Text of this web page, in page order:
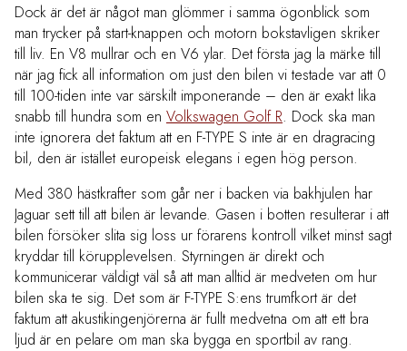
Dock är det är något man glömmer i samma ögonblick som
man trycker på start-knappen och motorn bokstavligen skriker
till liv. En V8 mullrar och en V6 ylar. Det första jag la märke till
när jag fick all information om just den bilen vi testade var att 0
till 100-tiden inte var särskilt imponerande – den är exakt lika
snabb till hundra som en Volkswagen Golf R. Dock ska man
inte ignorera det faktum att en F-TYPE S inte är en dragracing
bil, den är istället europeisk elegans i egen hög person.
Med 380 hästkrafter som går ner i backen via bakhjulen har
Jaguar sett till att bilen är levande. Gasen i botten resulterar i att
bilen försöker slita sig loss ur förarens kontroll vilket minst sagt
kryddar till körupplevelsen. Styrningen är direkt och
kommunicerar väldigt väl så att man alltid är medveten om hur
bilen ska te sig. Det som är F-TYPE S:ens trumfkort är det
faktum att akustikingenjörerna är fullt medvetna om att ett bra
ljud är en pelare om man ska bygga en sportbil av rang.